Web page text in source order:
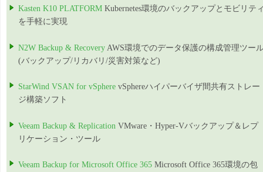
Kasten K10 PLATFORM Kubernetes環境のバックアップとモビリテ
を手軽に実現
N2W Backup & Recovery AWS環境でのデータ保護の構成管理ツー
(バックアップ/リカバリ/災害対策など)
StarWind VSAN for vSphere vSphereハイパーバイザ間共有ストレー
ジ構築ソフト
Veeam Backup & Replication VMware・Hyper-Vバックアップ＆レプ
リケーション・ツール
Veeam Backup for Microsoft Office 365 Microsoft Office 365環境の包